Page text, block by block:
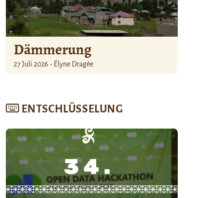
Dämmerung
27 Juli 2026 - Élyne Dragée
ENTSCHLÜSSELUNG